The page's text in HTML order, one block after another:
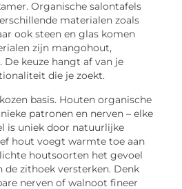
Organische salontafels
materialen zoals
ook steen en glas komen
zijn mangohout,
keuze hangt af van je
die je zoekt.
basis. Houten organische
patronen en nerven – elke
is uniek door natuurlijke
hout voegt warmte toe aan
houtsoorten het gevoel
zithoek versterken. Denk
nerven of walnoot fineer